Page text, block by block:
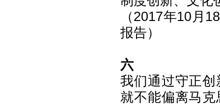
（2017年10月
报告）
六
我们通过守正
就不能偏离马